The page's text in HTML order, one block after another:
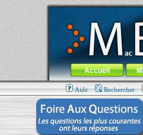
MacBook-fr.com : 100% Apple...
Aller au contenu-Aller au
Menu général
Accueil
Aide Rechercher